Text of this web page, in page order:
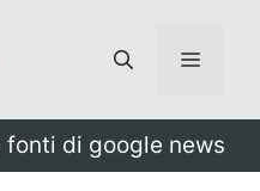
Menu
di google news